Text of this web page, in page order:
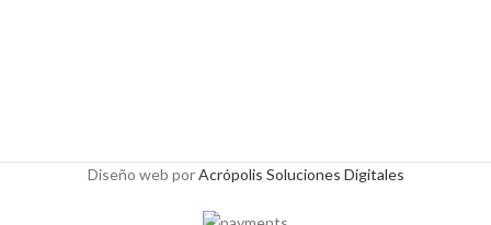
Diseño web porAcrópolis Soluciones Digitales